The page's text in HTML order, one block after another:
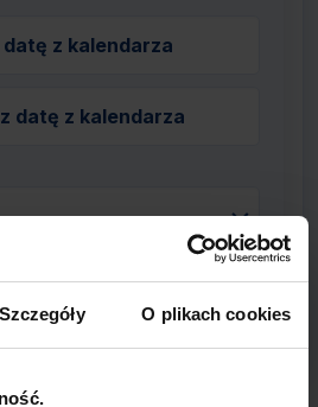
Szczegóły O plikach cookies
z kalendarza
datę z kalendarza
Szukaj lotów